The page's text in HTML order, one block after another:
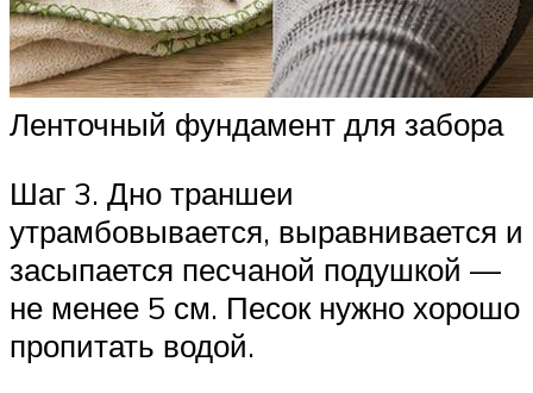
Ленточный фундамент для забора
Шаг 3. Дно траншеи
утрамбовывается, выравнивается и
засыпается песчаной подушкой —
не менее 5 см. Песок нужно хорошо
пропитать водой.